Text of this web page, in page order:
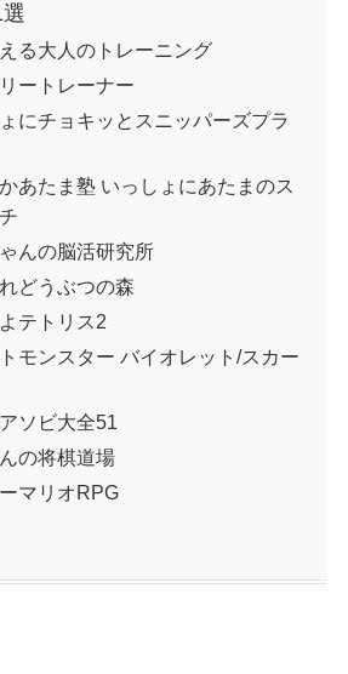
る大人のトレーニング
ートレーナー
にチョキッとスニッパーズプラ
あたま塾 いっしょにあたまのス
んの脳活研究所
どうぶつの森
テトリス2
モンスター バイオレット/スカー
ソビ大全51
の将棋道場
マリオRPG